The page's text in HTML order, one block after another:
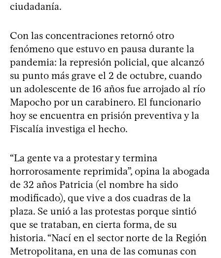
ciudadanía.
Con las concentraciones retornó otro
fenómeno que estuvo en pausa durante la
pandemia: la represión policial, que alcanzó
su punto más grave el 2 de octubre, cuando
un adolescente de 16 años fue arrojado al río
Mapocho por un carabinero. El funcionario
hoy se encuentra en prisión preventiva y la
Fiscalía investiga el hecho.
“La gente va a protestar y termina
horrorosamente reprimida”, opina la abogada
de 32 años Patricia (el nombre ha sido
modificado), que vive a dos cuadras de la
plaza. Se unió a las protestas porque sintió
que se trataban, en cierta forma, de su
historia. “Nací en el sector norte de la Región
Metropolitana, en una de las comunas con